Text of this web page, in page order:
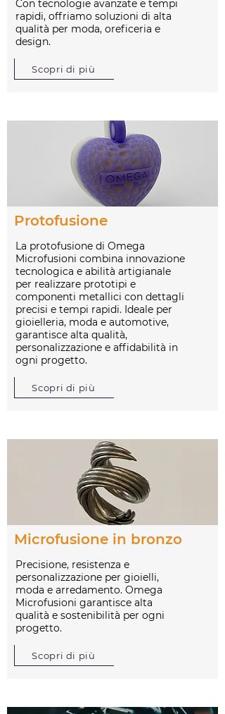
Con tecnologie avanzate e tempi
rapidi, offriamo soluzioni di alta
qualità per moda, oreficeria e
design.
Scopri di più
Protofusione
La protofusione di Omega
Microfusioni combina innovazione
tecnologica e abilità artigianale
per realizzare prototipi e
componenti metallici con dettagli
precisi e tempi rapidi. Ideale per
gioielleria, moda e automotive,
garantisce alta qualità,
personalizzazione e affidabilità in
ogni progetto.
Scopri di più
Microfusione in bronzo
Precisione, resistenza e
personalizzazione per gioielli,
moda e arredamento. Omega
Microfusioni garantisce alta
qualità e sostenibilità per ogni
progetto.
Scopri di più